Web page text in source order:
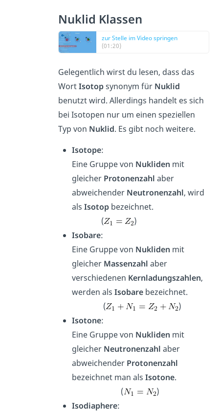
Nuklid Klassen
zur Stelle im Video springen
(01:20)
Gelegentlich wirst du lesen, dass das
WortIsotopsynonym für Nuklid
benutzt wird. Allerdings handelt es sich
bei Isotopen nur um einen speziellen
Typ von Nuklid. Es gibt noch weitere.
Isotope:
Eine Gruppe von Nukliden mit
gleicher Protonenzahl aber
abweichender Neutronenzahl, wird
alsIsotop bezeichnet.
(
)
Isobare:
Eine Gruppe von Nukliden mit
gleicher Massenzahl aber
verschiedenen Kernladungszahlen,
werden alsIsobare bezeichnet.
(
)
Isotone:
Eine Gruppe von Nukliden mit
gleicher Neutronenzahl aber
abweichender Protonenzahl
bezeichnet man alsIsotone.
(
)
Isodiaphere: